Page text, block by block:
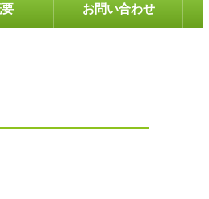
お問い合わせ